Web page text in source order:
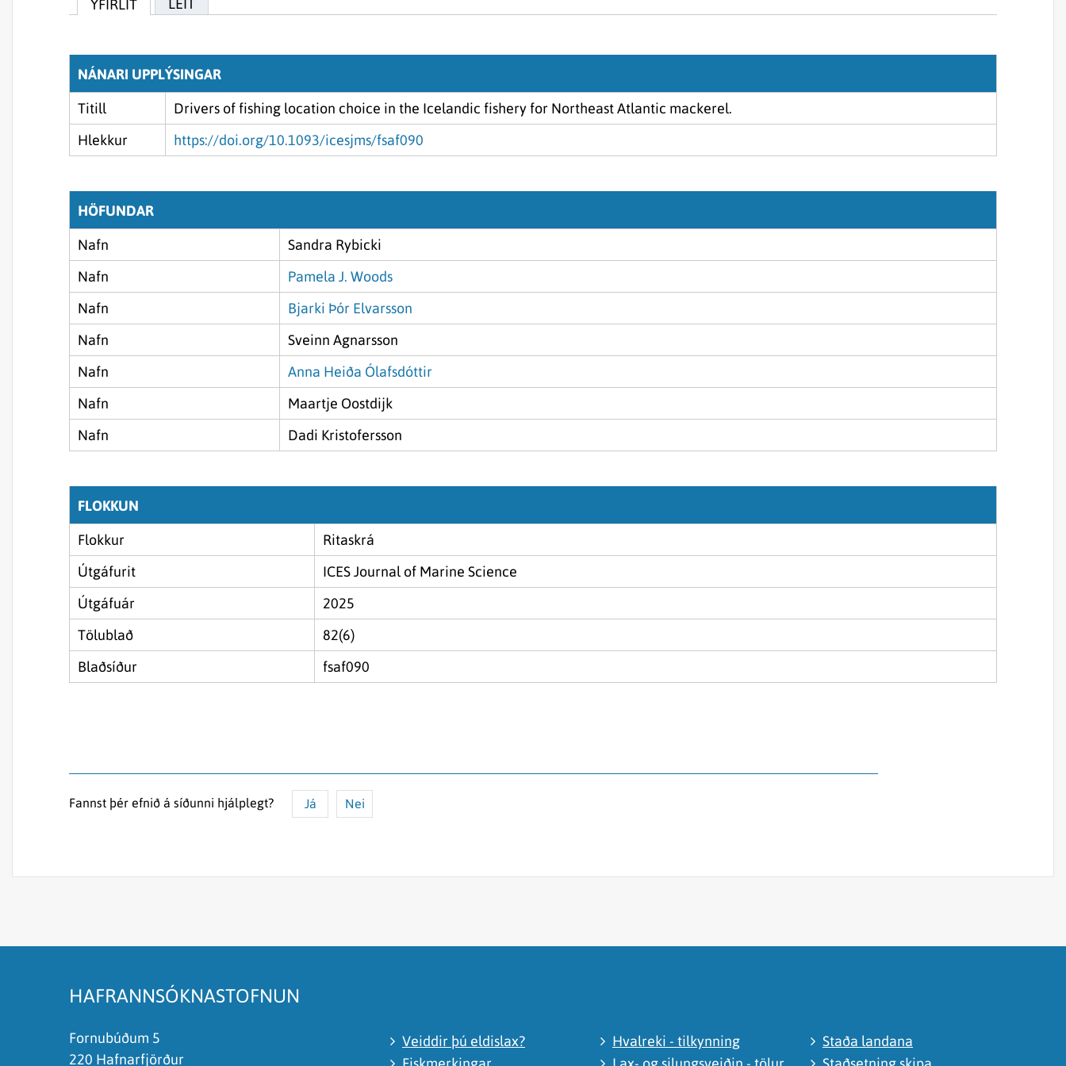
YFIRLIT LEIT
NÁNARI UPPLÝSINGAR
Titill
Drivers of fishing location choice in the Icelandic fishery for Northeast Atlantic mackerel.
Hlekkur
https://doi.org/10.1093/icesjms/fsaf090
HÖFUNDAR
Nafn
Sandra Rybicki
Nafn
Pamela J. Woods
Nafn
Bjarki Þór Elvarsson
Nafn
Sveinn Agnarsson
Nafn
Anna Heiða Ólafsdóttir
Nafn
Maartje Oostdijk
Nafn
Dadi Kristofersson
FLOKKUN
Flokkur
Ritaskrá
Útgáfurit
ICES Journal of Marine Science
Útgáfuár
2025
Tölublað
82(6)
Blaðsíður
fsaf090
Fannst þér efnið á síðunni hjálplegt? Já Nei
HAFRANNSÓKNASTOFNUN
Fornubúðum 5
220 Hafnarfjörður
Veiddir þú eldislax?
Hvalreki - tilkynning
Staða landana